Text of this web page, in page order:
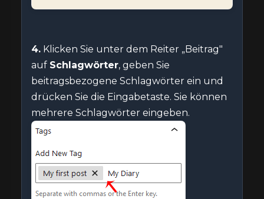
4. Klicken Sie unter dem Reiter „Beitrag"
auf Schlagwörter, geben Sie
beitragsbezogene Schlagwörter ein und
drücken Sie die Eingabetaste. Sie können
mehrere Schlagwörter eingeben.